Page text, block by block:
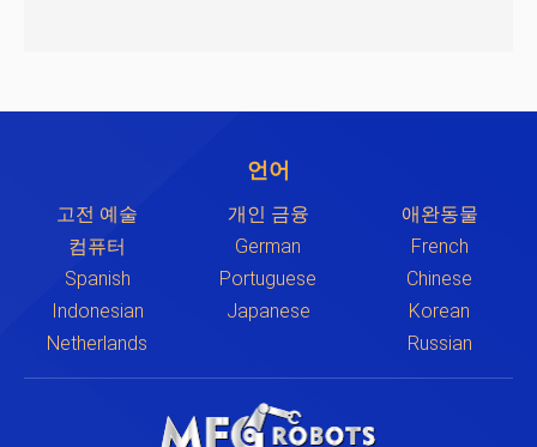
언어
고전 예술 개인 금융
애완동물
컴퓨터
German
French
Spanish
Portuguese
Chinese
Indonesian
Japanese
Korean
Netherlands
Russian